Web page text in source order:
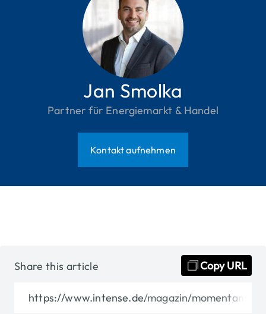
Jan Smolka
Partner für Energiemarkt & Handel
Kontakt aufnehmen
Share this article
https://www.intense.de/magazin/
Copy URL